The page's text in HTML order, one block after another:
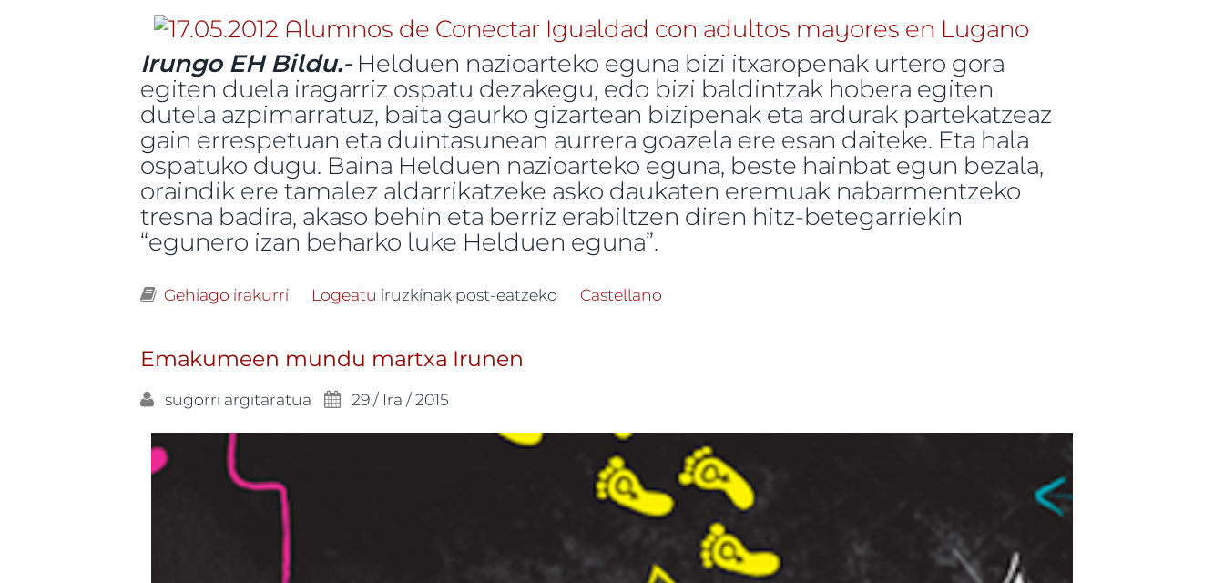
Irungo EH Bildu.-Helduen nazioarteko eguna bizi itxaropenak urtero gora
egiten duela iragarriz ospatu dezakegu, edo bizi baldintzak hobera egiten
dutela azpimarratuz, baita gaurko gizartean bizipenak eta ardurak partekatzeaz
gain errespetuan eta duintasunean aurrera goazela ere esan daiteke. Eta hala
ospatuko dugu. Baina Helduen nazioarteko eguna, beste hainbat egun bezala,
oraindik ere tamalez aldarrikatzeke asko daukaten eremuak nabarmentzeko
tresna badira, akaso behin eta berriz erabiltzen diren hitz-betegarriekin
“egunero izan beharko luke Helduen eguna”.
Gehiago irakurri Urriak 1, Helduen nazioarteko eguna -ri buruz
Logeatu iruzkinak post-eatzeko Castellano
Emakumeen mundu martxa Irunen
sugorri argitaratua 29 / Ira / 2015